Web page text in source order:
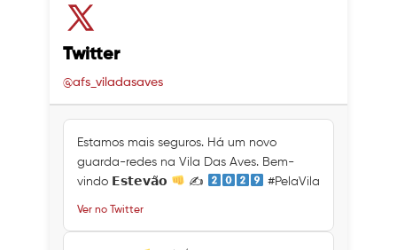
Twitter
@afs_viladasaves
Estamos mais seguros. Há um novo
guarda-redes na Vila Das Aves. Bem-
vindo 𝗘𝘀𝘁𝗲𝘃𝗮̃𝗼
✍ #PelaVila
Ver no Twitter